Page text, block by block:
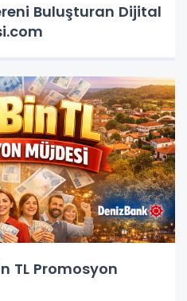
Buluşturan Dijital
TL Promosyon